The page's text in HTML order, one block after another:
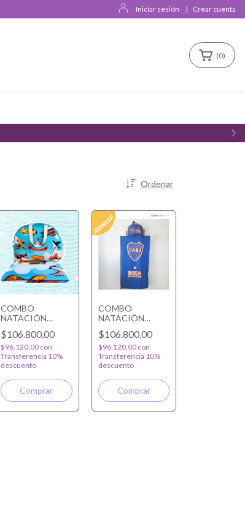
Iniciar sesión | Crear cuenta
(0)
Ordenar
COMBO
NATACIÓN
PERSONALIZADO
$106.800,00
$96.120,00 con
Transferencia 10%
descuento
COMBO
NATACIÓN
BOCA
$106.800,00
$96.120,00 con
Transferencia 10%
descuento